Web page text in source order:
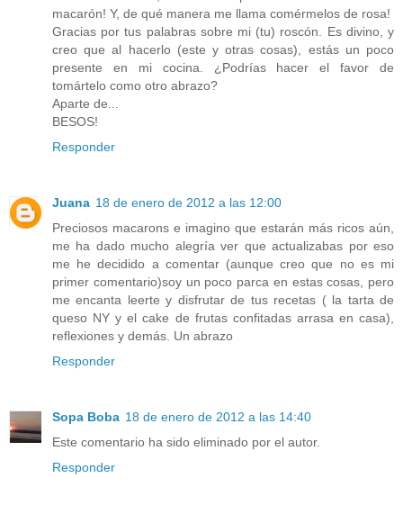
macarón! Y, de qué manera me llama comérmelos de rosa!
Gracias por tus palabras sobre mi (tu) roscón. Es divino, y
creo que al hacerlo (este y otras cosas), estás un poco
presente en mi cocina. ¿Podrías hacer el favor de
tomártelo como otro abrazo?
Aparte de...
BESOS!
Responder
Juana 18 de enero de 2012 a las 12:00
Preciosos macarons e imagino que estarán más ricos aún,
me ha dado mucho alegría ver que actualizabas por eso
me he decidido a comentar (aunque creo que no es mi
primer comentario)soy un poco parca en estas cosas, pero
me encanta leerte y disfrutar de tus recetas ( la tarta de
queso NY y el cake de frutas confitadas arrasa en casa),
reflexiones y demás. Un abrazo
Responder
Sopa Boba 18 de enero de 2012 a las 14:40
Este comentario ha sido eliminado por el autor.
Responder